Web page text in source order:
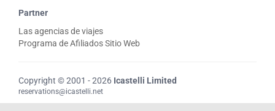
Partner
Las agencias de viajes
Programa de Afiliados Sitio Web
Copyright © 2001 - 2026 Icastelli Limited
reservations@icastelli.net